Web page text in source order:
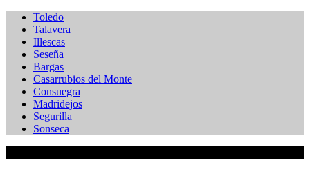
Toledo
Talavera
Illescas
Seseña
Bargas
Casarrubios del Monte
Consuegra
Madridejos
Segurilla
Sonseca